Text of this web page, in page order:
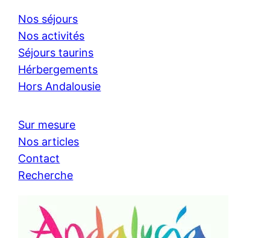
Nos séjours
Nos activités
Séjours taurins
Hérbergements
Hors Andalousie
Sur mesure
Nos articles
Contact
Recherche